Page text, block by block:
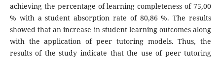
achieving the percentage of learning completeness of 75,00
% with a student absorption rate of 80,86 %. The results
showed that an increase in student learning outcomes along
with the application of peer tutoring models. Thus, the
results of the study indicate that the use of peer tutoring